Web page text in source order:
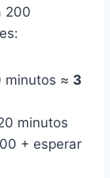
200
minutos ≈ 3
minutos
+ esperar